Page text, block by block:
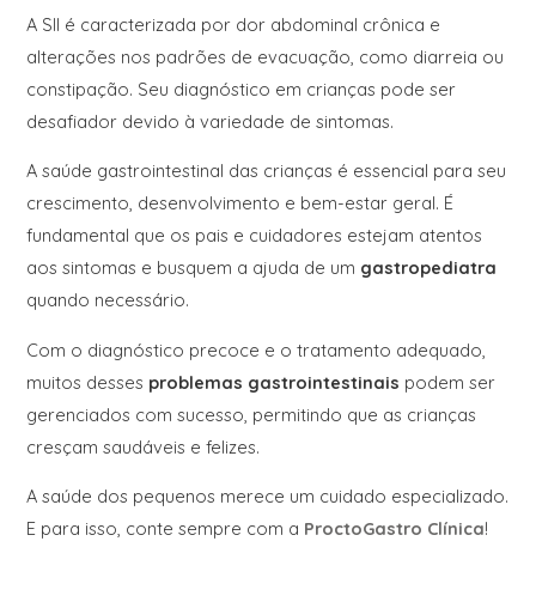
A SII é caracterizada por dor abdominal crônica e
alterações nos padrões de evacuação, como diarreia ou
constipação. Seu diagnóstico em crianças pode ser
desafiador devido à variedade de sintomas.
A saúde gastrointestinal das crianças é essencial para seu
crescimento, desenvolvimento e bem-estar geral. É
fundamental que os pais e cuidadores estejam atentos
aos sintomas e busquem a ajuda de um gastropediatra
quando necessário.
Com o diagnóstico precoce e o tratamento adequado,
muitos desses problemas gastrointestinais podem ser
gerenciados com sucesso, permitindo que as crianças
cresçam saudáveis e felizes.
A saúde dos pequenos merece um cuidado especializado.
E para isso, conte sempre com a ProctoGastro Clínica!